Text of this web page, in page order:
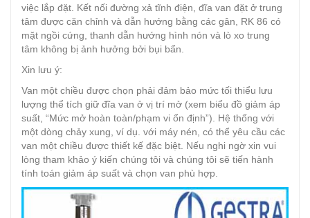
việc lắp đặt. Kết nối đường xả tĩnh điện, đĩa van đặt ở trung
tâm được căn chỉnh và dẫn hướng bằng các gân, RK 86 có
mặt ngồi cứng, thanh dẫn hướng hình nón và lò xo trung
tâm không bị ảnh hưởng bởi bụi bẩn.
Xin lưu ý:
Van một chiều được chọn phải đảm bảo mức tối thiểu lưu
lượng thể tích giữ đĩa van ở vị trí mở (xem biểu đồ giảm áp
suất, “Mức mở hoàn toàn/phạm vi ổn định”). Hệ thống với
một dòng chảy xung, ví dụ. với máy nén, có thể yêu cầu các
van một chiều được thiết kế đặc biệt. Nếu nghi ngờ xin vui
lòng tham khảo ý kiến chúng tôi và chúng tôi sẽ tiến hành
tính toán giảm áp suất và chọn van phù hợp.